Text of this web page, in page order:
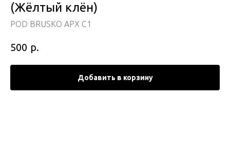
(Жёлтый клён)
POD BRUSKO APX C1
500 р.
Добавить в корзину